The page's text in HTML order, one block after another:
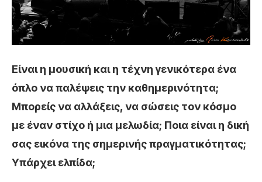
Είναι η μουσική και η τέχνη γενικότερα ένα
όπλο να παλέψεις την καθημερινότητα;
Μπορείς να αλλάξεις, να σώσεις τον κόσμο
με έναν στίχο ή μια μελωδία; Ποια είναι η δική
σας εικόνα της σημερινής πραγματικότητας;
Υπάρχει ελπίδα;